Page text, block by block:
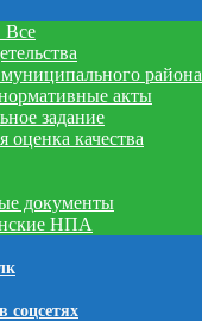
Все
района
акты
задание
оценка качества
документы
НПА